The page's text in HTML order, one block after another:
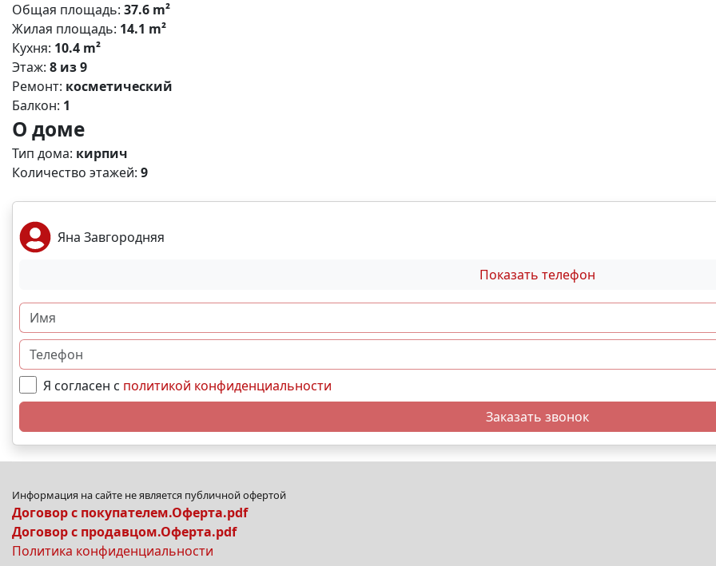
Общая площадь: 37.6 m²
Жилая площадь: 14.1 m²
Кухня: 10.4 m²
Этаж: 8 из 9
Ремонт: косметический
Балкон: 1
О доме
Тип дома: кирпич
Количество этажей: 9
Яна Завгородняя
Показать телефон
Я согласен с политикой конфиденциальности
Заказать звонок
Информация на сайте не является публичной офертой
Договор с покупателем.Оферта.pdf
Договор с продавцом.Оферта.pdf
Политика конфиденциальности